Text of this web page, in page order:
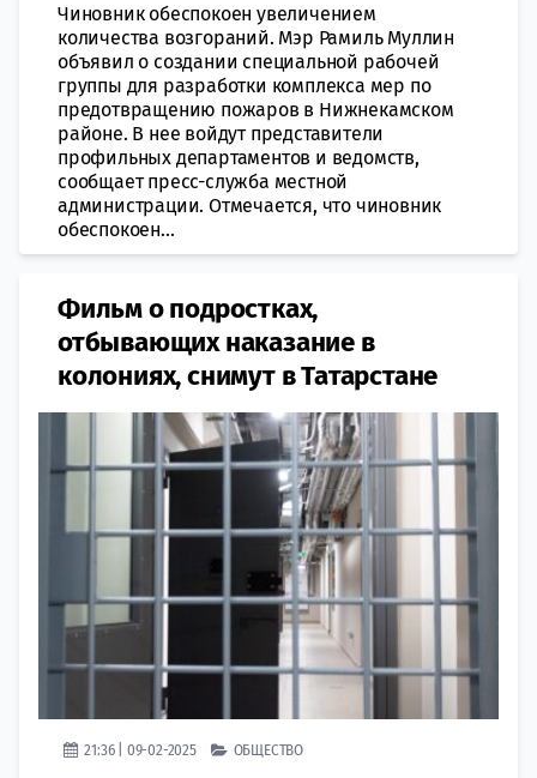
Чиновник обеспокоен увеличением
количества возгораний. Мэр Рамиль Муллин
объявил о создании специальной рабочей
группы для разработки комплекса мер по
предотвращению пожаров в Нижнекамском
районе. В нее войдут представители
профильных департаментов и ведомств,
сообщает пресс-служба местной
администрации. Отмечается, что чиновник
обеспокоен...
Фильм о подростках,
отбывающих наказание в
колониях, снимут в Татарстане
21:36 | 09-02-2025 ОБЩЕСТВО